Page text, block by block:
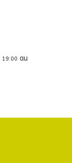
19:00 au